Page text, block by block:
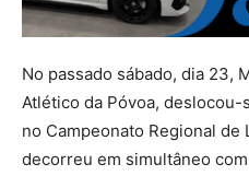
No passado sábado, dia 23,
Atlético da Póvoa,
no Campeonato Regional
decorreu em simultâneo